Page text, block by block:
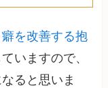
を改善する抱
いますので、
ると思いま